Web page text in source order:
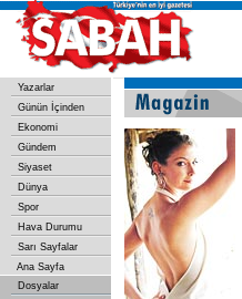
Yazarlar
Günün İçinden
Ekonomi
Gündem
Siyaset
Dünya
Spor
Hava Durumu
Sarı Sayfalar
Ana Sayfa
Dosyalar